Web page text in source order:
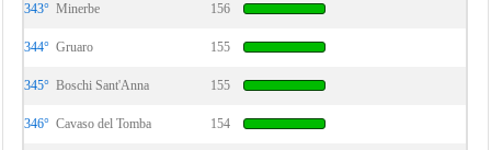
343° Minerbe 156
344° Gruaro 155
345° Boschi Sant'Anna 155
346° Cavaso del Tomba 154